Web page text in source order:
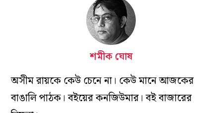
শমীক ঘোষ
অসীম রায়কে কেউ চেনে না। কেউ মানে আজকের
বাঙালি পাঠক। বইয়ের কনজিউমার। বই বাজারের